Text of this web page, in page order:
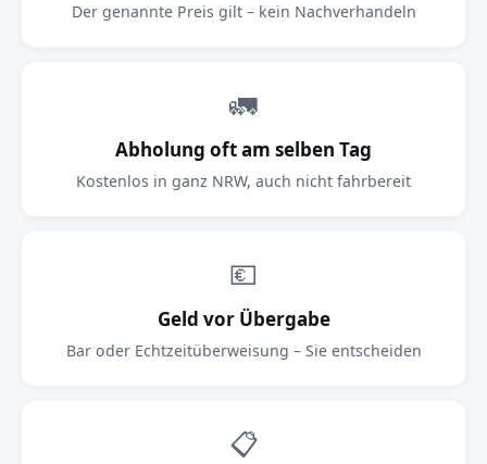
Der genannte Preis gilt – kein Nachverhandeln
🚛
Abholung oft am selben Tag
Kostenlos in ganz NRW, auch nicht fahrbereit
💶
Geld vor Übergabe
Bar oder Echtzeitüberweisung – Sie entscheiden
📋